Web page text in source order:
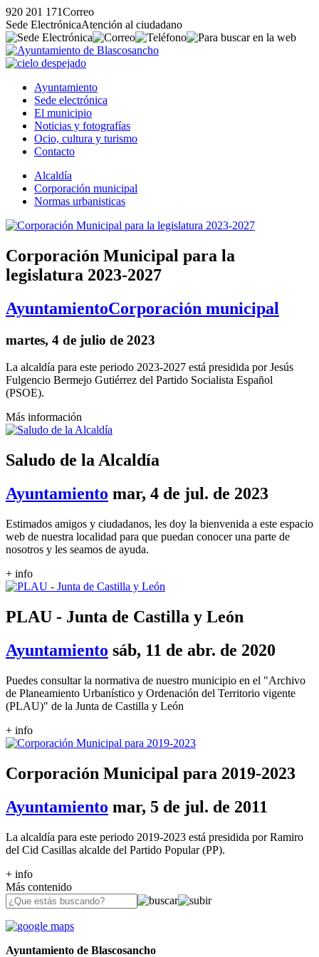
920 201 171Correo
Sede ElectrónicaAtención al ciudadano
Ayuntamiento
Sede electrónica
El municipio
Noticias y fotografías
Ocio, cultura y turismo
Contacto
Alcaldía
Corporación municipal
Normas urbanisticas
Corporación Municipal para la
legislatura 2023-2027
AyuntamientoCorporación municipal
martes, 4 de julio de 2023
La alcaldía para este periodo 2023-2027 está presidida por Jesús
Fulgencio Bermejo Gutiérrez del Partido Socialista Español
(PSOE).
Más información
Saludo de la Alcaldía
Ayuntamiento mar, 4 de jul. de 2023
Estimados amigos y ciudadanos, les doy la bienvenida a este espacio
web de nuestra localidad para que puedan conocer una parte de
nosotros y les seamos de ayuda.
+ info
PLAU - Junta de Castilla y León
Ayuntamiento sáb, 11 de abr. de 2020
Puedes consultar la normativa de nuestro municipio en el "Archivo
de Planeamiento Urbanístico y Ordenación del Territorio vigente
(PLAU)" de la Junta de Castilla y León
+ info
Corporación Municipal para 2019-2023
Ayuntamiento mar, 5 de jul. de 2011
La alcaldía para este periodo 2019-2023 está presidida por Ramiro
del Cid Casillas alcalde del Partido Popular (PP).
+ info
Más contenido
Ayuntamiento de Blascosancho